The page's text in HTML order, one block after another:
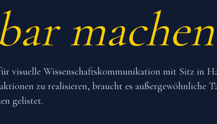
visuelle Wissenschaftskommunikation mit Sitz in
zu realisieren, braucht es außergewöhnliche
gelistet.